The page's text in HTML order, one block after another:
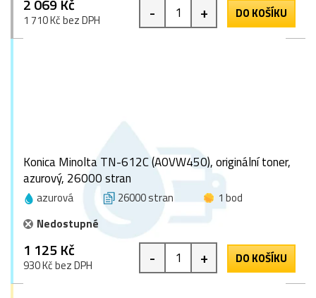
2 069 Kč
1 710 Kč bez DPH - + DO KOŠÍKU
Konica Minolta TN-612C (A0VW450), originální toner,
azurový, 26000 stran
azurová 26000 stran
1 bod
Nedostupné
1 125 Kč
930 Kč bez DPH - + DO KOŠÍKU